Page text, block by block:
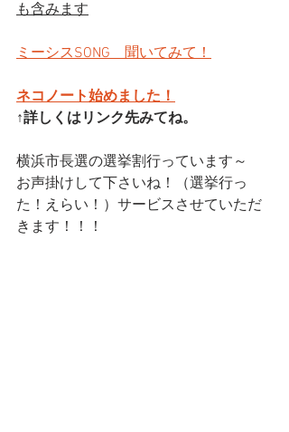
も含みます
ミーシスSONG　聞いてみて！
ネコノート始めました！
↑詳しくはリンク先みてね。
横浜市長選の選挙割行っています～
お声掛けして下さいね！（選挙行っ
た！えらい！）サービスさせていただ
きます！！！